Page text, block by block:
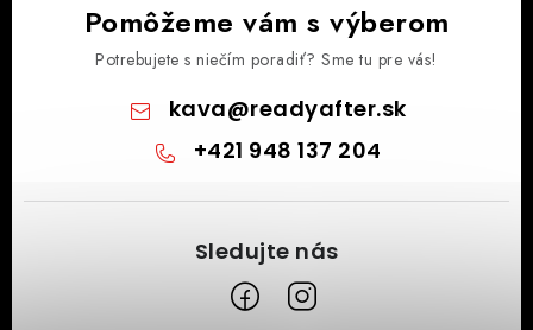
Pomôžeme vám s výberom
Potrebujete s niečím poradiť? Sme tu pre vás!
kava@readyafter.sk
+421 948 137 204